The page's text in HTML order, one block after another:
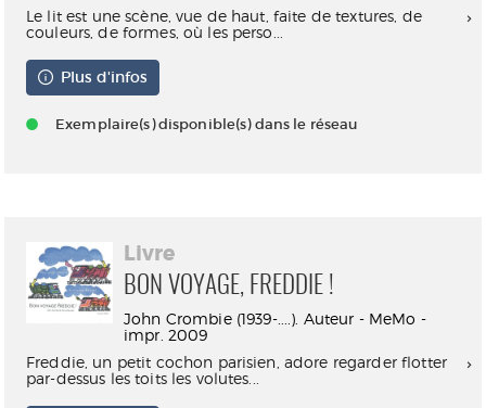
Le lit est une scène, vue de haut, faite de textures, de
couleurs, de formes, où les perso...
Plus d'infos
Exemplaire(s) disponible(s) dans le réseau
Livre
BON VOYAGE, FREDDIE !
John Crombie (1939-....). Auteur - MeMo -
impr. 2009
Freddie, un petit cochon parisien, adore regarder flotter
par-dessus les toits les volutes...